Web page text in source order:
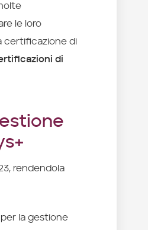
le loro
certificazione di
di
rendendola
la gestione